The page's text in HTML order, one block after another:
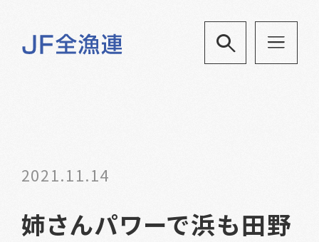
2021.11.14
姉さんパワーで浜も田野